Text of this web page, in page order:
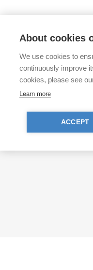
Sie weitere Fragen
eine kostenlose
Rechtsnormen durch Tier im Recht (TIR).
About cookies
We use cookies to
continuously improve
cookies, please see
Learn more
ACCEPT